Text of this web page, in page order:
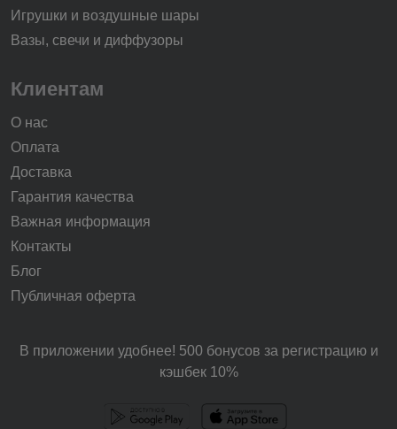
Игрушки и воздушные шары
Вазы, свечи и диффузоры
Клиентам
О нас
Оплата
Доставка
Гарантия качества
Важная информация
Контакты
Блог
Публичная оферта
В приложении удобнее! 500 бонусов за регистрацию и
кэшбек 10%